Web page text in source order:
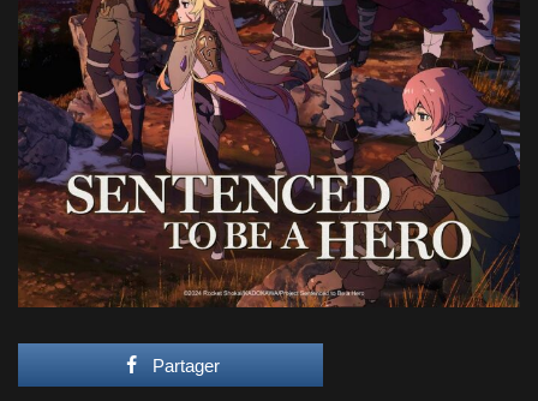
Partager